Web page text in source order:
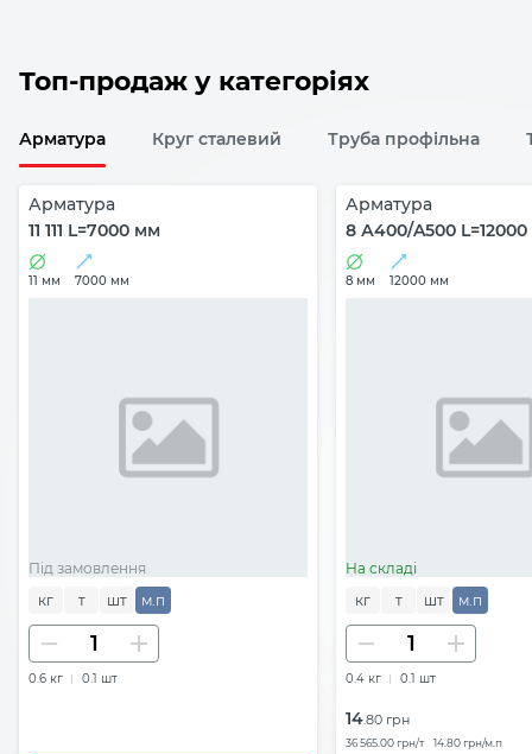
Топ-продаж у категоріях
Арматура Круг сталевий Труба профільна
Арматура
11 111 L=7000 мм
11 мм 7000 мм
Під замовлення
кг т шт м.п
0.6 кг 0.1 шт
Арматура
8 А400/A500
8 мм 12000 мм
На складі
14.80 грн
36 565.00 грн/т 14.80 грн/м.п
кг т шт м.п
0.4 кг 0.1 шт